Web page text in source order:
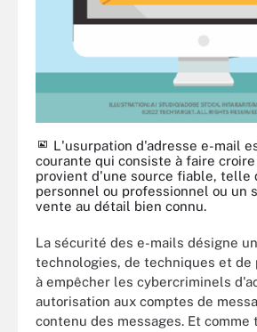
L'usurpation d'adresse e-mail
courante qui consiste à faire
provient d'une source fiable, telle
personnel ou professionnel ou un
vente au détail bien connu.
La sécurité des e-mails désigne
technologies, de techniques et de
à empêcher les cybercriminels
autorisation aux comptes de
contenu des messages. Et comme